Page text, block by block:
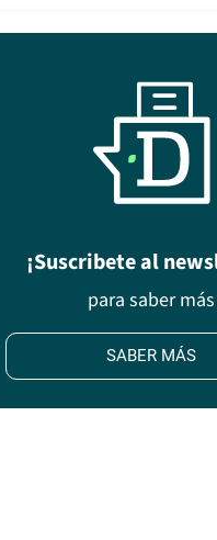
¡Suscribete al
para saber más
SABER MÁS